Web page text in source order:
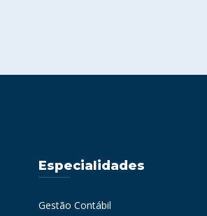
Especialidades
Gestão Contábil